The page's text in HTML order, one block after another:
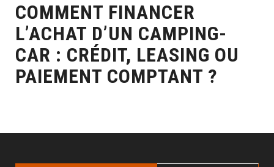
COMMENT FINANCER
L’ACHAT D’UN CAMPING-
CAR : CRÉDIT, LEASING OU
PAIEMENT COMPTANT ?